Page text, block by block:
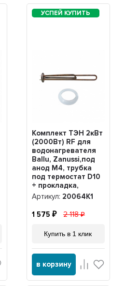
Комплект ТЭН 2кВт
(2000Вт) RF для
водонагревателя
Ballu, Zanussi,под
анод М4, трубка
под термостат D10
+ прокладка,
20064K1
Артикул: 20064K1
1 575 2 118
Купить в 1 клик
в корзину